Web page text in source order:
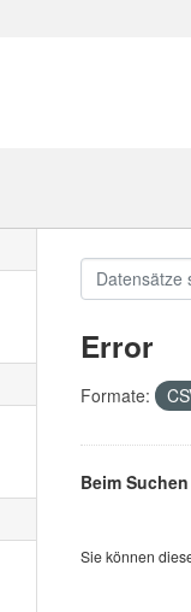
Error
Formate:
Beim
Sie können